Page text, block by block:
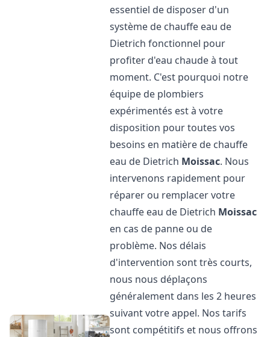
essentiel de disposer d'un
système de chauffe eau de
Dietrich fonctionnel pour
profiter d'eau chaude à tout
moment. C'est pourquoi notre
équipe de plombiers
expérimentés est à votre
disposition pour toutes vos
besoins en matière de chauffe
eau de Dietrich Moissac. Nous
intervenons rapidement pour
réparer ou remplacer votre
chauffe eau de Dietrich Moissac
en cas de panne ou de
problème. Nos délais
d'intervention sont très courts,
nous nous déplaçons
généralement dans les 2 heures
suivant votre appel. Nos tarifs
sont compétitifs et nous offrons